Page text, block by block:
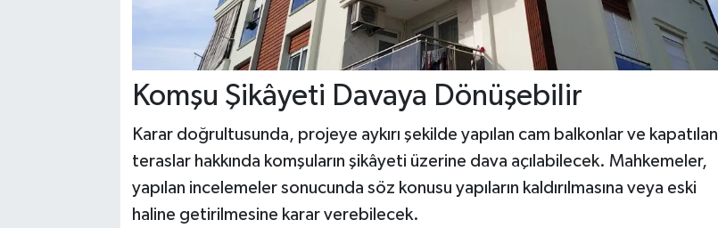
Komşu Şikâyeti Davaya Dönüşebilir
Karar doğrultusunda, projeye aykırı şekilde yapılan cam balkonlar ve kapatılan
teraslar hakkında komşuların şikâyeti üzerine dava açılabilecek. Mahkemeler,
yapılan incelemeler sonucunda söz konusu yapıların kaldırılmasına veya eski
haline getirilmesine karar verebilecek.